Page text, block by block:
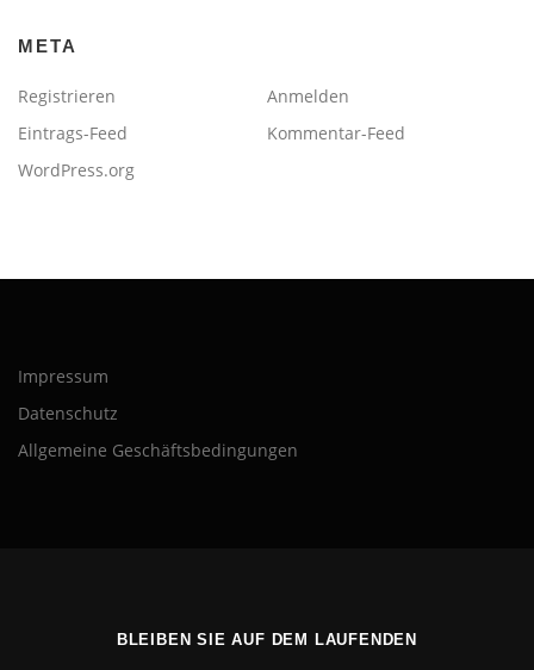
META
Registrieren
Anmelden
Eintrags-Feed
Kommentar-Feed
WordPress.org
Impressum
Datenschutz
Allgemeine Geschäftsbedingungen
BLEIBEN SIE AUF DEM LAUFENDEN